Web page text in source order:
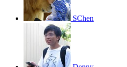
SChen